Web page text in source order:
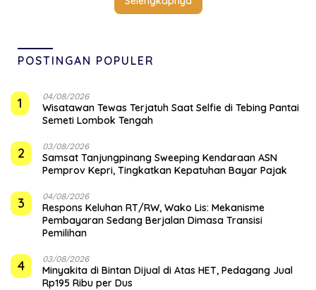
POSTINGAN POPULER
1 04/08/2026
Wisatawan Tewas Terjatuh Saat Selfie di Tebing Pantai
Semeti Lombok Tengah
2 03/08/2026
Samsat Tanjungpinang Sweeping Kendaraan ASN
Pemprov Kepri, Tingkatkan Kepatuhan Bayar Pajak
3 04/08/2026
‎Respons Keluhan RT/RW, Wako Lis: Mekanisme
Pembayaran Sedang Berjalan Dimasa Transisi
Pemilihan
4 03/08/2026
Minyakita di Bintan Dijual di Atas HET, Pedagang Jual
Rp195 Ribu per Dus